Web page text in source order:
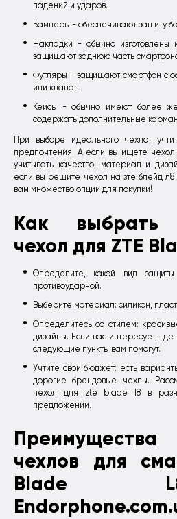
падений и ударов.
Бамперы - обеспечивают защиту
Накладки - обычно изготовлены
защищают заднюю часть
Футляры - защищают смартфон с
или клапан.
Кейсы - обычно имеют более
содержать дополнительные
При выборе идеального чехла,
предпочтения. А если вы ищете
учитывать качество, материал и
если вы решите чехол на зте блейд л8
вам множество опций для покупки!
Как выбрать
чехол для ZTE
Определите, какой вид
противоударной.
Выберите материал: силикон,
Определитесь со стилем:
дизайны. Если вас интересует,
следующие пункты вам помогут.
Учтите свой бюджет: есть
дорогие брендовые чехлы.
чехол для zte blade l8 в
предложений.
чехлов для
Blade